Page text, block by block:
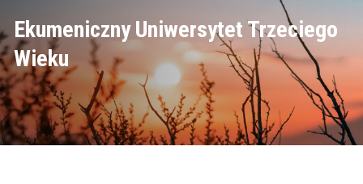
Ekumeniczny Uniwersytet Trzeciego
Wieku